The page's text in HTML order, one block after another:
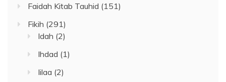
Faidah Kitab Tauhid (151)
Fikih (291)
Idah (2)
Ihdad (1)
Iilaa (2)